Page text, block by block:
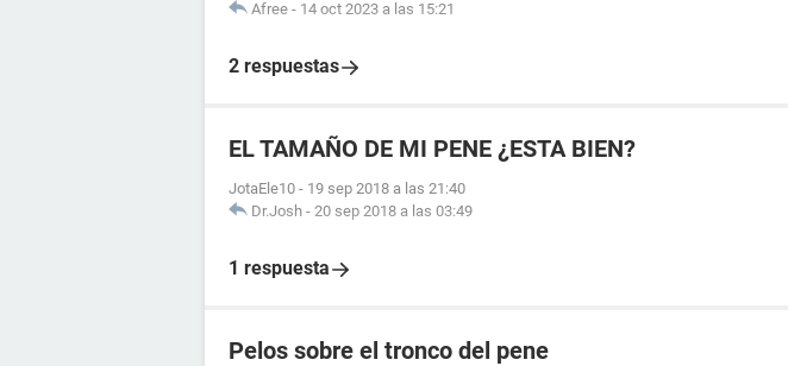
Afree - 14 oct 2023 a las 15:21
2 respuestas
EL TAMAÑO DE MI PENE ¿ESTA BIEN?
JotaEle10 - 19 sep 2018 a las 21:40
Dr.Josh - 20 sep 2018 a las 03:49
1 respuesta
Pelos sobre el tronco del pene